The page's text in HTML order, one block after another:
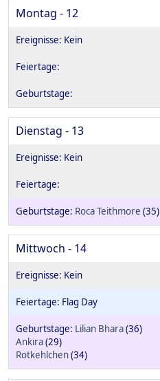
Montag - 12
Dienstag - 13
Roca Teithmore (35)
Mittwoch - 14
Flag Day
Lilian Bhara(36)
Ankira(29)
Rotkehlchen(34)